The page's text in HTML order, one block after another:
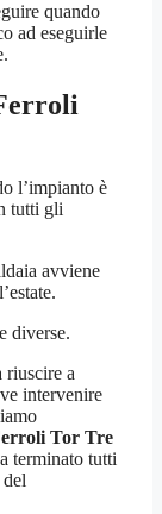
quando
ad eseguirle
l’impianto è
tutti gli
avviene
diverse.
riuscire a
intervenire
Tor Tre
terminato tutti